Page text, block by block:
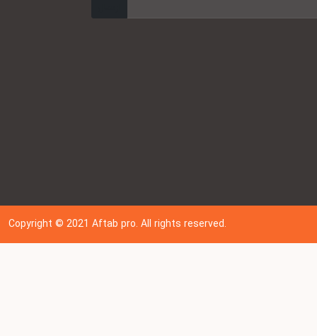
Copyright © 202 1Aftab pro. All rights reserved.